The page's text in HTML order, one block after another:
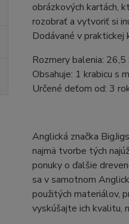
obrázkových kartách,
rozobrať a vytvoriť si
Dodávané v praktickej
Rozmery balenia:
Obsahuje: 1 krabicu s
Určené deťom od: 3
Anglická značka
najmä tvorbe tých
ponuky o ďalšie
sa v samotnom
použitých materiálov,
vyskúšajte ich kvalitu,